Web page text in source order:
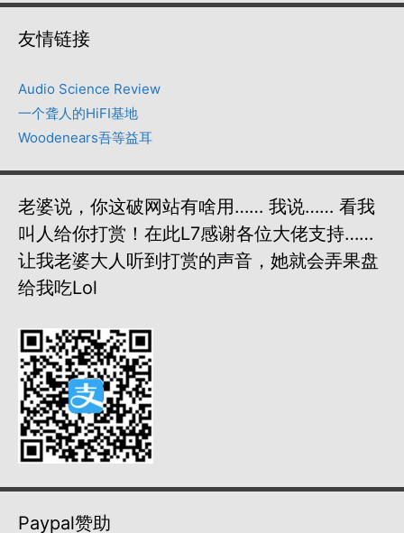
友情链接
Audio Science Review
一个聋人的HiFI基地
Woodenears吾等益耳
老婆说，你这破网站有啥用…… 我说…… 看我
叫人给你打赏！在此L7感谢各位大佬支持……
让我老婆大人听到打赏的声音，她就会弄果盘
给我吃lol
Paypal赞助